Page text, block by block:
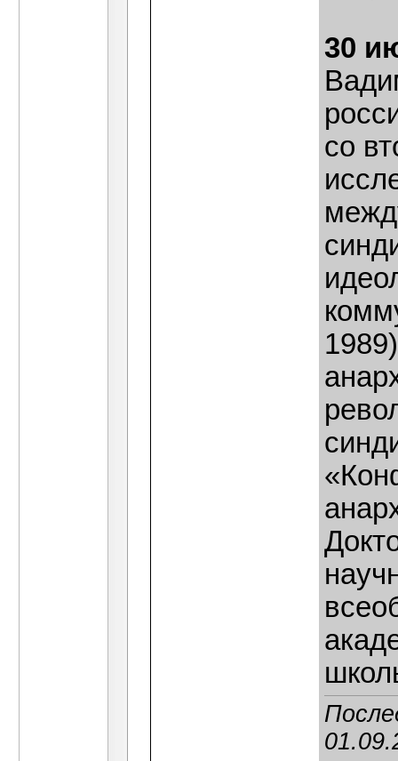
30
со